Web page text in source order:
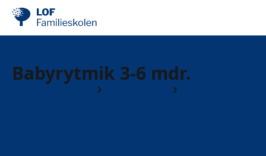
Babyrytmik 3-6 mdr.